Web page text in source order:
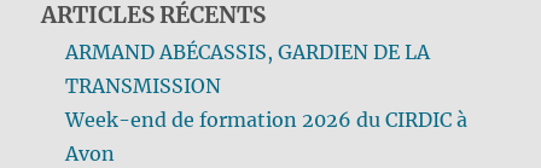
ARTICLES RÉCENTS
ARMAND ABÉCASSIS, GARDIEN DE LA
TRANSMISSION
Week-end de formation 2026 du CIRDIC à
Avon